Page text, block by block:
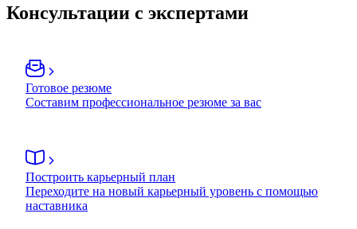
Консультации с экспертами
Готовое резюме
Составим профессиональное резюме за вас
Построить карьерный план
Переходите на новый карьерный уровень с помощью
наставника